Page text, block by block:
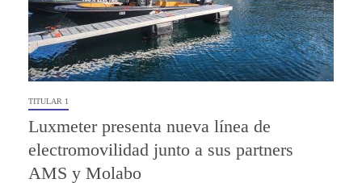
TITULAR 1
Luxmeter presenta nueva línea de
electromovilidad junto a sus partners
AMS y Molabo